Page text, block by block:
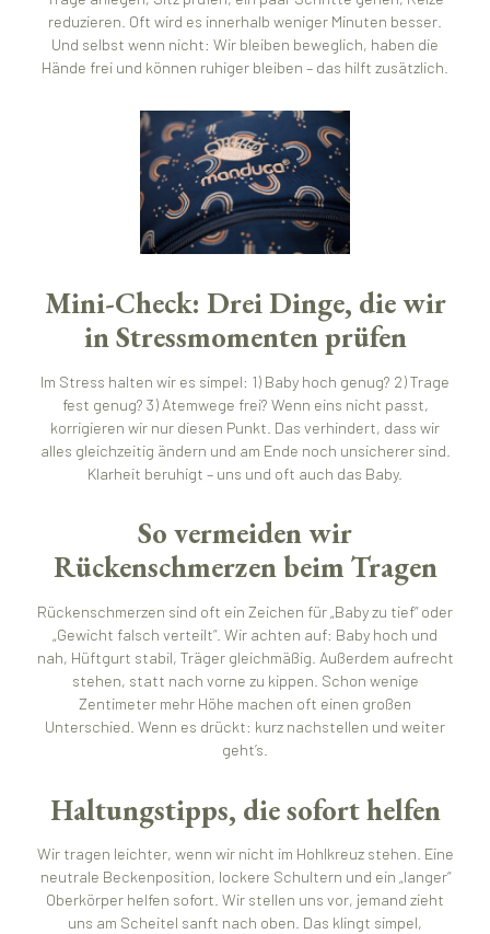
reduzieren. Oft wird es innerhalb weniger Minuten besser.
Und selbst wenn nicht: Wir bleiben beweglich, haben die
Hände frei und können ruhiger bleiben – das hilft zusätzlich.
Mini-Check: Drei Dinge, die wir
in Stressmomenten prüfen
Im Stress halten wir es simpel: 1) Baby hoch genug? 2) Trage
fest genug? 3) Atemwege frei? Wenn eins nicht passt,
korrigieren wir nur diesen Punkt. Das verhindert, dass wir
alles gleichzeitig ändern und am Ende noch unsicherer sind.
Klarheit beruhigt – uns und oft auch das Baby.
So vermeiden wir
Rückenschmerzen beim Tragen
Rückenschmerzen sind oft ein Zeichen für „Baby zu tief“ oder
„Gewicht falsch verteilt“. Wir achten auf: Baby hoch und
nah, Hüftgurt stabil, Träger gleichmäßig. Außerdem aufrecht
stehen, statt nach vorne zu kippen. Schon wenige
Zentimeter mehr Höhe machen oft einen großen
Unterschied. Wenn es drückt: kurz nachstellen und weiter
geht’s.
Haltungstipps, die sofort helfen
Wir tragen leichter, wenn wir nicht im Hohlkreuz stehen. Eine
neutrale Beckenposition, lockere Schultern und ein „langer“
Oberkörper helfen sofort. Wir stellen uns vor, jemand zieht
uns am Scheitel sanft nach oben. Das klingt simpel,